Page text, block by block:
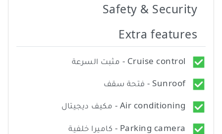
Safety & Security
Extra features
Cruise control - مثبت السرعة
Sunroof - فتحة سقف
Air conditioning - مكيف ديجيتال
Parking camera - كاميرا خلفية